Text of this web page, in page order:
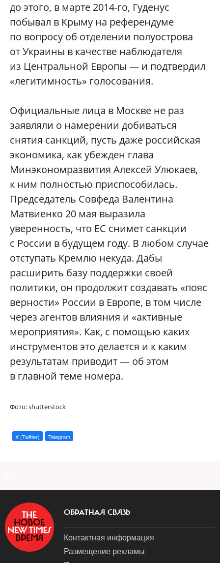
до этого, в марте 2014-го, Гуденус
побывал в Крыму на референдуме
по вопросу об отделении полуострова
от Украины в качестве наблюдателя
из Центральной Европы — и подтвердил
«легитимность» голосования.
Официальные лица в Москве не раз
заявляли о намерении добиваться
снятия санкций, пусть даже российская
экономика, как убежден глава
Минэкономразвития Алексей Улюкаев,
к ним полностью приспособилась.
Председатель Совфеда Валентина
Матвиенко 20 мая выразила
уверенность, что ЕС снимет санкции
с России в будущем году. В любом случае
отступать Кремлю некуда. Дабы
расширить базу поддержки своей
политики, он продолжит создавать «пояс
верности» России в Европе, в том числе
через агентов влияния и «активные
мероприятия». Как, с помощью каких
инструментов это делается и к каким
результатам приводит — об этом
в главной теме номера.
Фото: shutterstock
X (Twitter) Telegram
ОБРАТНАЯ СВЯЗЬ
Контактная информация
Размещение рекламы